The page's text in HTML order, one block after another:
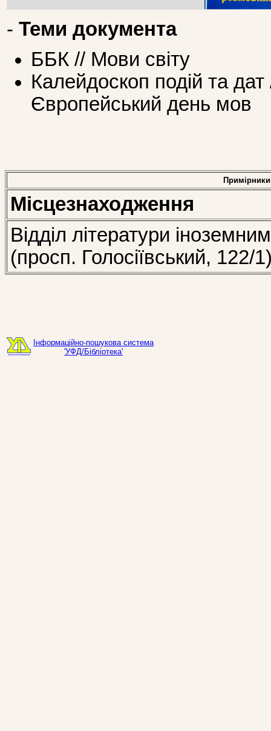
- Теми документа
ББК // Мови світу
Калейдоскоп подій та
Європейський день мов
Примірники
Місцезнаходження
Відділ літератури
(просп. Голосіївський, 122/
Інформаційно-пошукова система
'УФД/Бібліотека'